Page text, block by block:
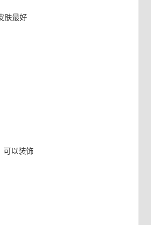
肤最好
可以装饰